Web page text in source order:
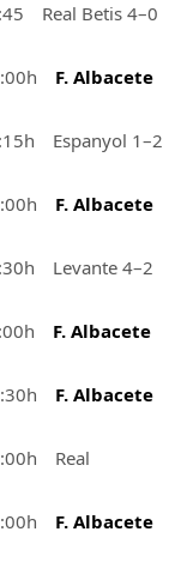
Real Betis 4–0
F. Albacete
Espanyol 1–2
F. Albacete
Levante 4–2
F. Albacete
F. Albacete
Real
F. Albacete